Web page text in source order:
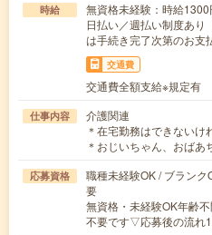
時給
無資格未経験：時給
日払い／週払い制度あり
は手続き完了次第のお支
交通費
交通費全額支給※規定有
仕事内容
介護関連
＊在宅勤務はできない
＊おじいちゃん、おば
応募資格
職種未経験OK / ブラン
要
無資格・未経験OK年齢
不要です▽応募後の流れ